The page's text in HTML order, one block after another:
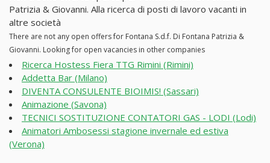
Patrizia & Giovanni. Alla ricerca di posti di lavoro vacanti in
altre società
There are not any open offers for Fontana S.d.f. Di Fontana Patrizia &
Giovanni. Looking for open vacancies in other companies
Ricerca Hostess Fiera TTG Rimini (Rimini)
Addetta Bar (Milano)
DIVENTA CONSULENTE BIOIMIS! (Sassari)
Animazione (Savona)
TECNICI SOSTITUZIONE CONTATORI GAS - LODI (Lodi)
Animatori Ambosessi stagione invernale ed estiva
(Verona)